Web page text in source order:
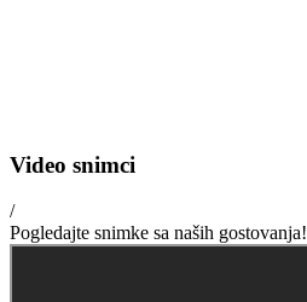
Video snimci
/
Pogledajte snimke sa naših gostovanja!